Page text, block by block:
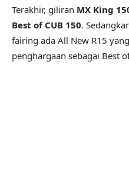
Terakhir, giliran MX King
Best of CUB 150.
fairing ada All New R15
penghargaan sebagai Best